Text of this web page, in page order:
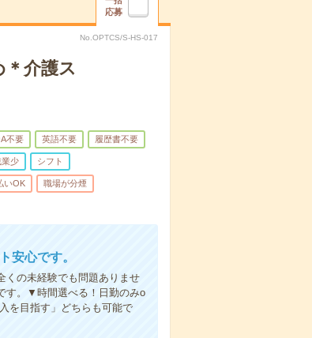
応募
No.OPTCS/S-HS-017
＊介護ス
不要 英語不要 履歴書不要
業少 シフト
いOK 職場が分煙
安心です。
くの未経験でも問題ありませ
す。▼時間選べる！日勤のみo
を目指す」どちらも可能で